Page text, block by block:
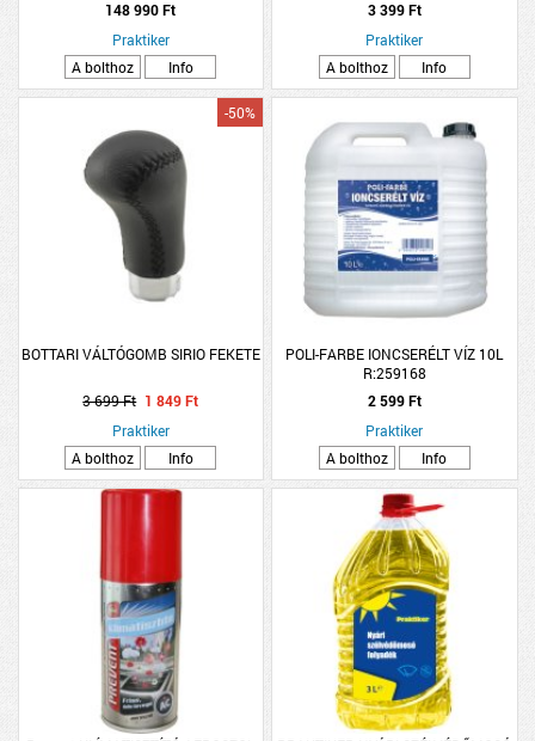
148 990 Ft
Praktiker
A bolthoz
Info
3 399 Ft
Praktiker
A bolthoz
Info
BOTTARI VÁLTÓGOMB SIRIO FEKETE
-50%
3 699 Ft 1 849 Ft
Praktiker
A bolthoz
Info
POLI-FARBE IONCSERÉLT VÍZ 10L
R:259168
2 599 Ft
Praktiker
A bolthoz
Info